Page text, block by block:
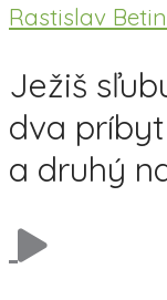
Rastislav
Ježiš
dva
a druhý